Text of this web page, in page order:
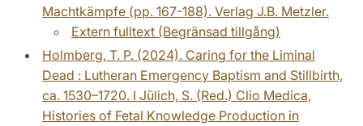
Machtkämpfe (pp. 167-188). Verlag J.B. Metzler.
Extern fulltext (Begränsad tillgång)
Holmberg, T. P. (2024). Caring for the Liminal
Dead : Lutheran Emergency Baptism and Stillbirth,
ca. 1530–1720. I Jülich, S. (Red.) Clio Medica,
Histories of Fetal Knowledge Production in